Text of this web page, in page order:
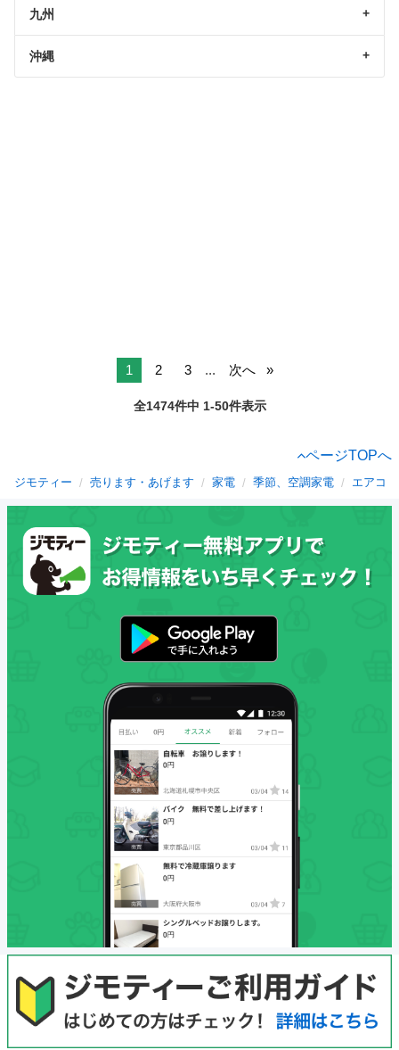
九州
沖縄
1 2 3 ... 次へ
全1474件中 1-50件表示
ページTOPへ
ジモティー 売ります・あげます 家電 季節、空調家電 エアコン